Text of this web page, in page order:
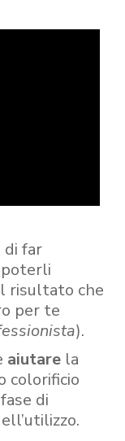
di far
risultato che
per te
).
aiutare la
colorificio
di